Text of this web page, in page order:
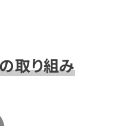
取り組み